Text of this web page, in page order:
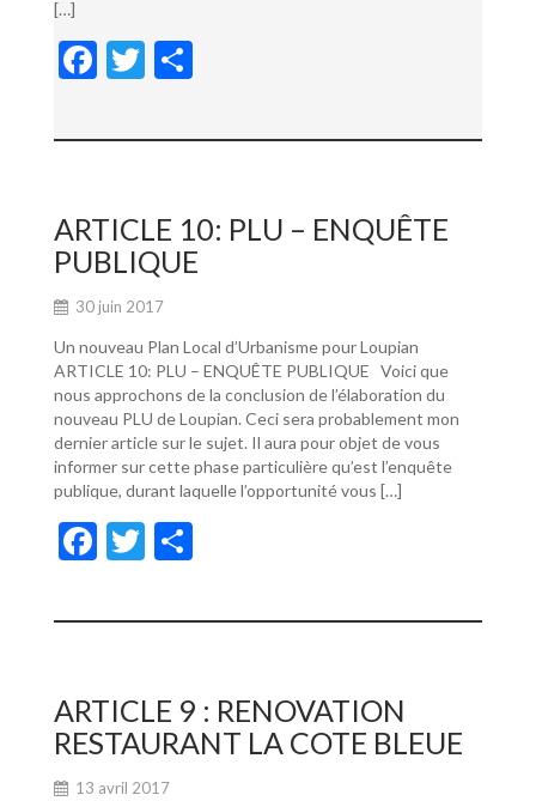
[…]
F
e
o
o
k
T
itt ta
er
ARTICLE 10: PLU – ENQUÊTE
PUBLIQUE
30 juin 2017
Un nouveau Plan Local d’Urbanisme pour Loupian
ARTICLE 10: PLU – ENQUÊTE PUBLIQUE Voici que
nous approchons de la conclusion de l’élaboration du
nouveau PLU de Loupian. Ceci sera probablement mon
dernier article sur le sujet. Il aura pour objet de vous
informer sur cette phase particulière qu’est l’enquête
publique, durant laquelle l’opportunité vous […]
F
e
o
o
k
T
itt ta
er
ARTICLE 9 : RENOVATION
RESTAURANT LA COTE BLEUE
13 avril 2017